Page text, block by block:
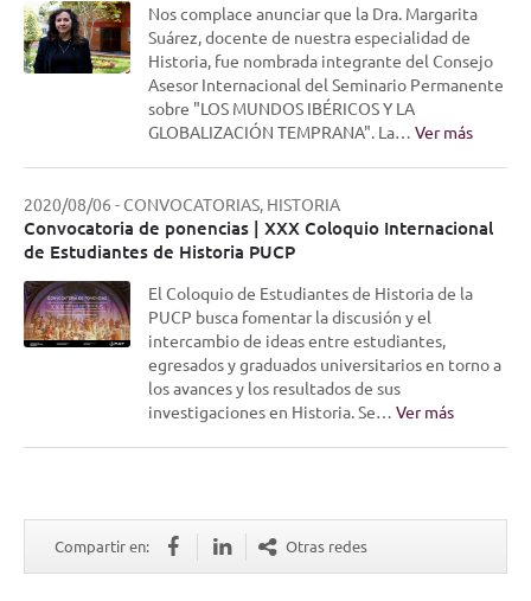
Nos complace anunciar que la Dra. Margarita
Suárez, docente de nuestra especialidad de
Historia, fue nombrada integrante del Consejo
Asesor Internacional del Seminario Permanente
sobre "LOS MUNDOS IBÉRICOS Y LA
GLOBALIZACIÓN TEMPRANA". La… Ver más
2020/08/06 - CONVOCATORIAS, HISTORIA
Convocatoria de ponencias | XXX Coloquio Internacional
de Estudiantes de Historia PUCP
El Coloquio de Estudiantes de Historia de la
PUCP busca fomentar la discusión y el
intercambio de ideas entre estudiantes,
egresados y graduados universitarios en torno a
los avances y los resultados de sus
investigaciones en Historia. Se… Ver más
Compartir en: Otras redes